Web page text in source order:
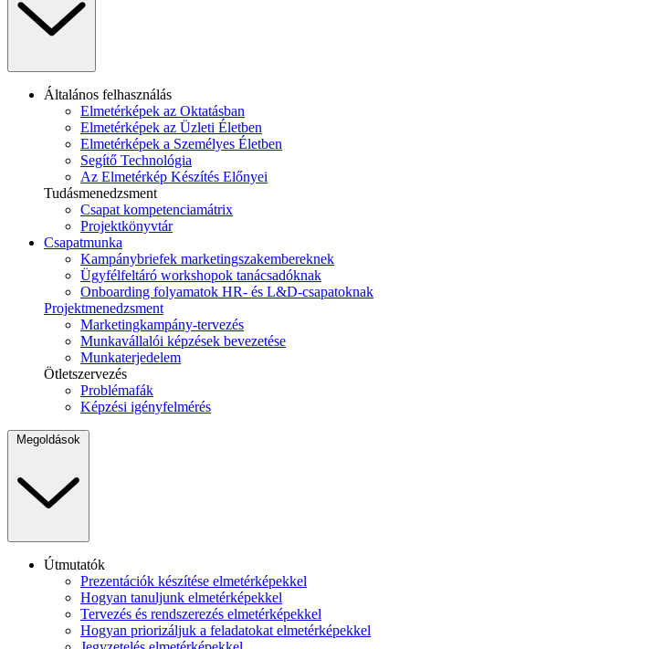
Általános felhasználás
Elmetérképek az Oktatásban
Elmetérképek az Üzleti Életben
Elmetérképek a Személyes Életben
Segítő Technológia
Az Elmetérkép Készítés Előnyei
Tudásmenedzsment
Csapat kompetenciamátrix
Projektkönyvtár
Csapatmunka
Kampánybriefek marketingszakembereknek
Ügyfélfeltáró workshopok tanácsadóknak
Onboarding folyamatok HR- és L&D-csapatoknak
Projektmenedzsment
Marketingkampány-tervezés
Munkavállalói képzések bevezetése
Munkaterjedelem
Ötletszervezés
Problémafák
Képzési igényfelmérés
Megoldások
Útmutatók
Prezentációk készítése elmetérképekkel
Hogyan tanuljunk elmetérképekkel
Tervezés és rendszerezés elmetérképekkel
Hogyan priorizáljuk a feladatokat elmetérképekkel